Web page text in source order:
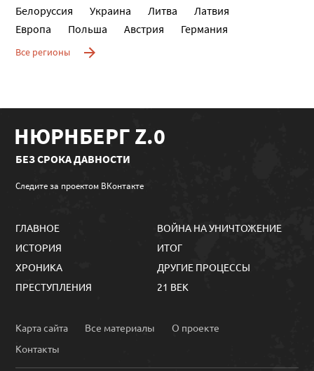
Белоруссия
Украина Литва
Латвия
Европа
Польша Австрия Германия
Все регионы
НЮРНБЕРГ Z.0
БЕЗ СРОКА ДАВНОСТИ
Следите за проектом ВКонтакте
ГЛАВНОЕ
ИСТОРИЯ
ХРОНИКА
ПРЕСТУПЛЕНИЯ
ВОЙНА НА УНИЧТОЖЕНИЕ
ИТОГ
ДРУГИЕ ПРОЦЕССЫ
21 ВЕК
Карта сайта Все материалы
О проекте
Контакты